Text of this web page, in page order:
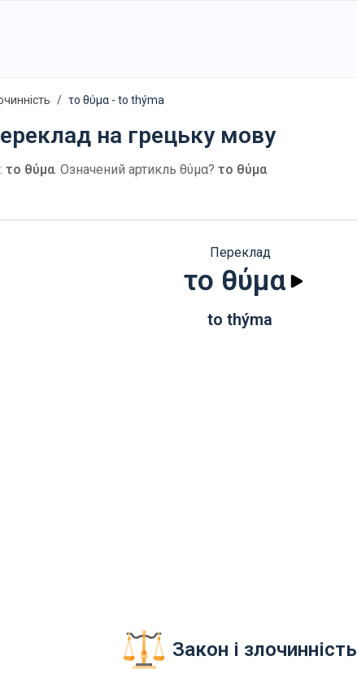
το θύμα - to thýma
на грецьку мову
το θύμα. Означений артикль θύμα? το θύμα
Переклад
το θύμα
to thýma
Закон і злочинність